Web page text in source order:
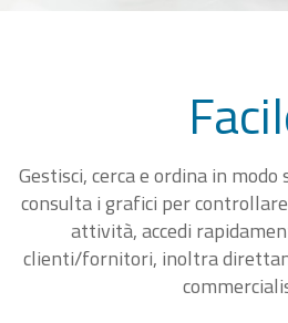
Gestisci, cerca e ordina in
consulta i grafici per
attività, accedi
clienti/fornitori, inoltra